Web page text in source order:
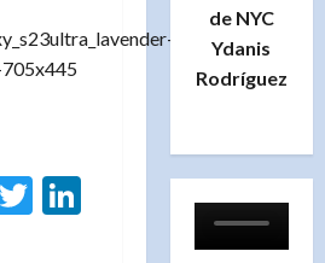
TwitterLinkedIn
de NYC
Ydanis
Rodríguez